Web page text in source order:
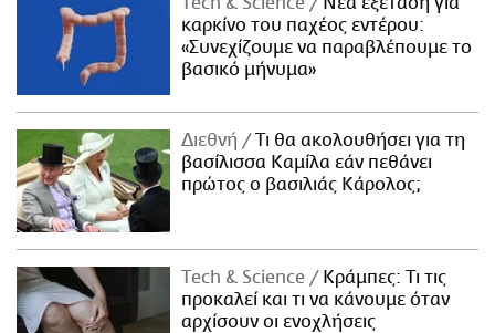
καρκίνο του παχέος εντέρου:
«Συνεχίζουμε να παραβλέπουμε το
βασικό μήνυμα»
Διεθνή
Τι θα ακολουθήσει για τη
βασίλισσα Καμίλα εάν πεθάνει
πρώτος ο βασιλιάς Κάρολος;
Τech & Science
Κράμπες: Τι τις
προκαλεί και τι να κάνουμε όταν
αρχίσουν οι ενοχλήσεις